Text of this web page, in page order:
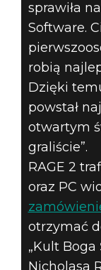
sprawiła
Software.
robią
Dzięki
powstał
otwartym
graliście”.
RAGE 2
oraz PC
otrzymać
„Kult
Nicholasa